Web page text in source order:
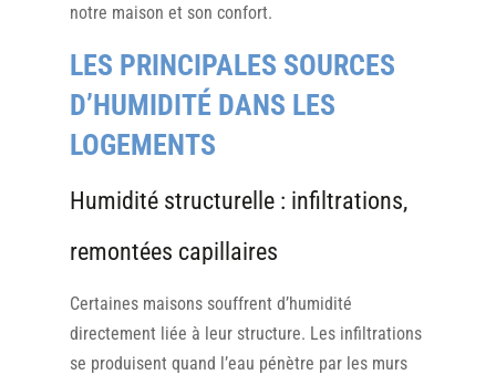
notre maison et son confort.
LES PRINCIPALES SOURCES
D’HUMIDITÉ DANS LES
LOGEMENTS
Humidité structurelle : infiltrations,
remontées capillaires
Certaines maisons souffrent d’humidité
directement liée à leur structure. Les infiltrations
se produisent quand l’eau pénètre par les murs